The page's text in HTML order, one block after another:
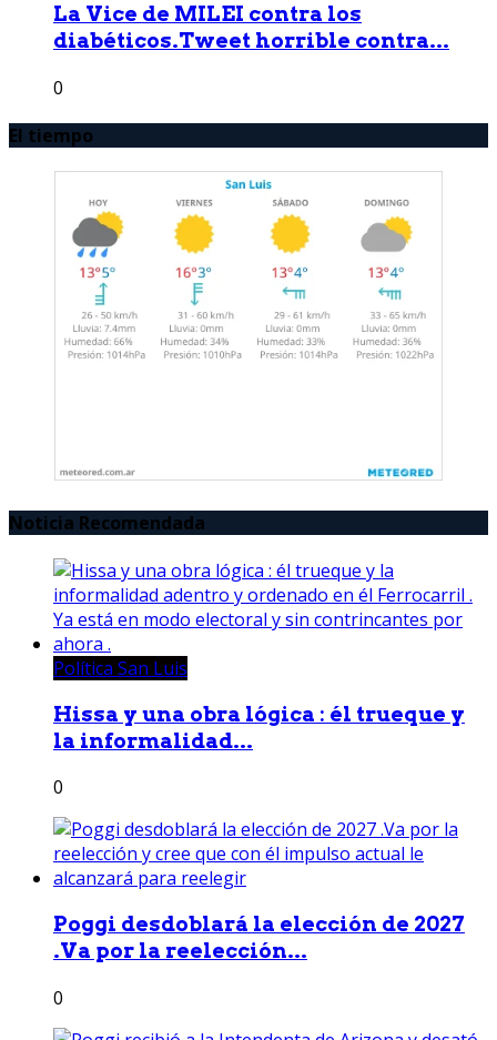
La Vice de MILEI contra los
diabéticos.Tweet horrible contra...
0
El tiempo
Noticia Recomendada
Política San Luis
Hissa y una obra lógica : él trueque y
la informalidad...
0
Poggi desdoblará la elección de 2027
.Va por la reelección...
0